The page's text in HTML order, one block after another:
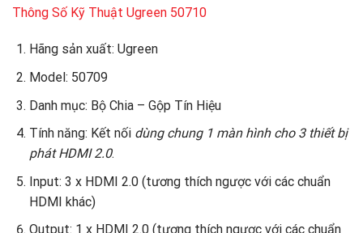
Thông Số Kỹ Thuật Ugreen 50710
Hãng sản xuất: Ugreen
Model: 50709
Danh mục: Bộ Chia – Gộp Tín Hiệu
Tính năng: Kết nối dùng chung 1 màn hình cho 3 thiết bị
phát HDMI 2.0.
Input: 3 x HDMI 2.0 (tương thích ngược với các chuẩn
HDMI khác)
Output: 1 x HDMI 2.0 (tương thích ngược với các chuẩn